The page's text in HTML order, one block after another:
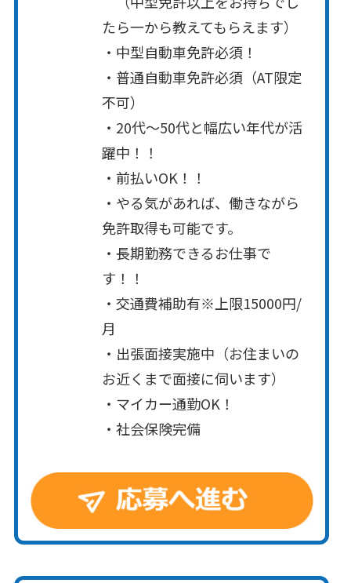
たら一から教えてもらえます）
・中型自動車免許必須！
・普通自動車免許必須（AT限定
不可）
・20代～50代と幅広い年代が活
躍中！！
・前払いOK！！
・やる気があれば、働きながら
免許取得も可能です。
・長期勤務できるお仕事で
す！！
・交通費補助有※上限15000円/
月
・出張面接実施中（お住まいの
お近くまで面接に伺います）
・マイカー通勤OK！
・社会保険完備